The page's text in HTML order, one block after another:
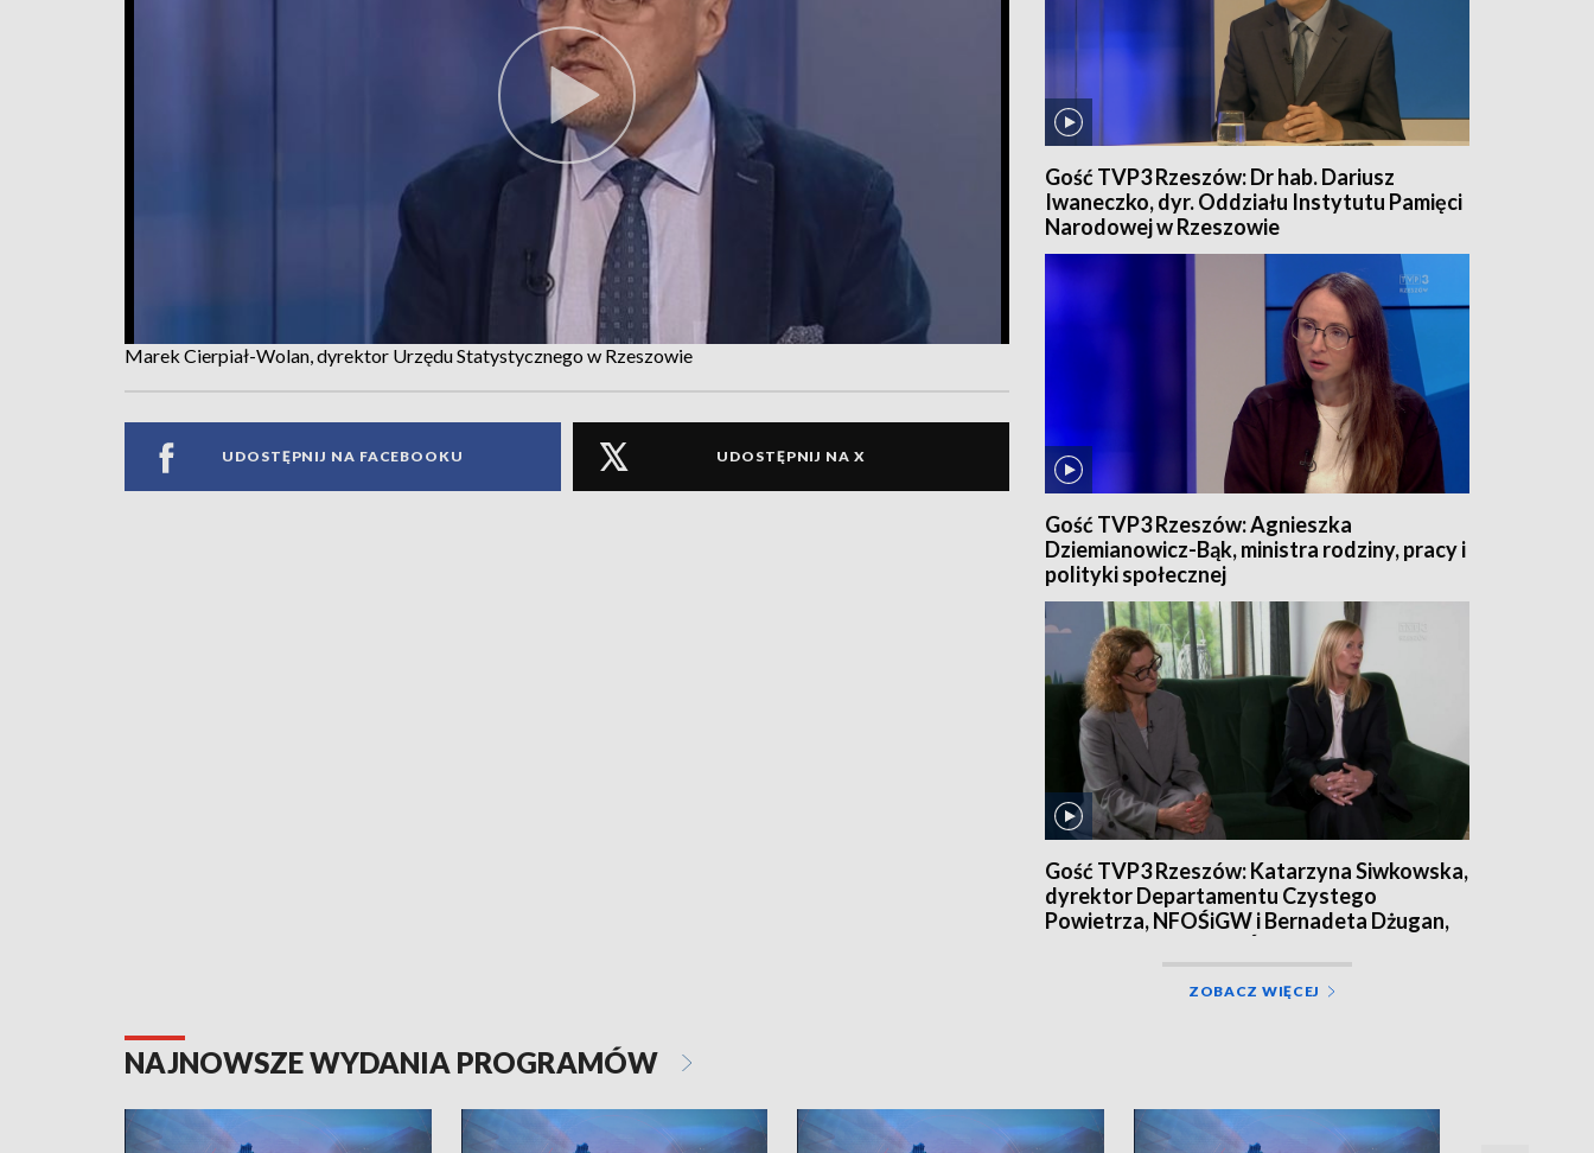
Marek Cierpiał-Wolan, dyrektor Urzędu Statystycznego w Rzeszowie
UDOSTĘPNIJ NA FACEBOOKU UDOSTĘPNIJ NA X
Gość TVP3 Rzeszów: Dr hab. Dariusz
Iwaneczko, dyr. Oddziału Instytutu Pamięci
Narodowej w Rzeszowie
Gość TVP3 Rzeszów: Agnieszka
Dziemianowicz-Bąk, ministra rodziny, pracy i
polityki społecznej
Gość TVP3 Rzeszów: Katarzyna Siwkowska,
dyrektor Departamentu Czystego
Powietrza, NFOŚiGW i Bernadeta Dżugan,
ZOBACZ WIĘCEJ
NAJNOWSZE WYDANIA PROGRAMÓW